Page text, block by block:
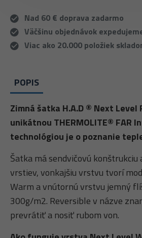
Nad 60 € doprava zadarmo
Väčšinu objednávok
Viac ako 20.000 položiek
POPIS
Zimná šatka H.A.D ® Next Level
unikátnou THERMOLITE® FAR
technológiou je o poznanie
Šatka má sendvičovú konštrukciu
vrstiev, vonkajšiu vrstvu tvorí
Warm a vnútornú vrstvu jemný
300g/m2. Reversible v názve
prevrátiť a nosiť rubom von.